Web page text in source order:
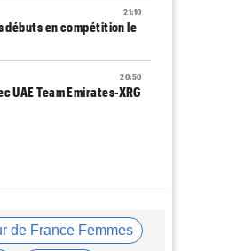
21:10
débuts en compétition le
20:50
UAE Team Emirates-XRG
les dernières infos
de France Femmes